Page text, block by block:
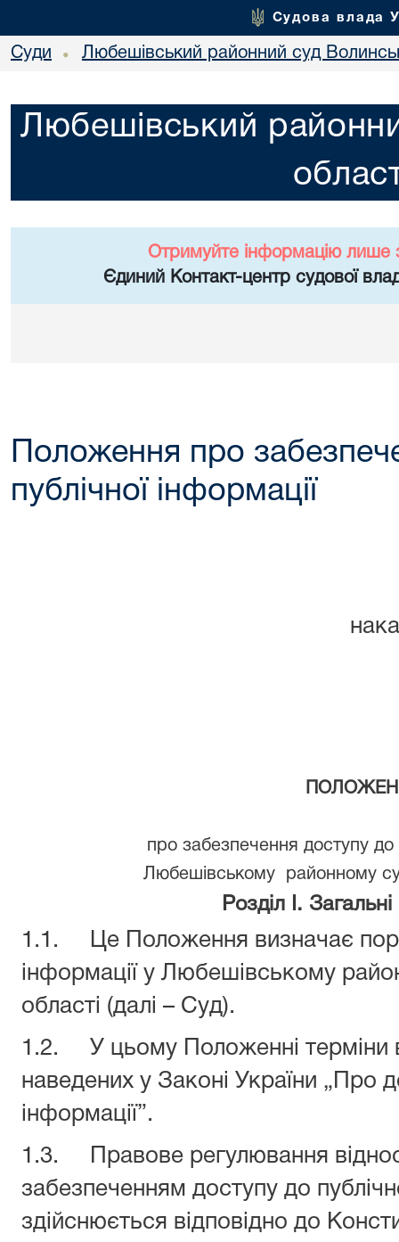
Судова влада
Суди • Любешівський районний суд
Любешівський
Отримуйте інформацію лише
Єдиний Контакт-центр судової
Положення про
публічної інформації
наказ
про забезпечення доступу до
Любешівському районному
Розділ I.
1.1. Це Положення визначає
інформації у Любешівському
області (далі – Суд).
1.2. У цьому Положенні терміни
наведених у Законі України „Про
інформації”.
1.3. Правове регулювання
забезпеченням доступу до
здійснюється відповідно до